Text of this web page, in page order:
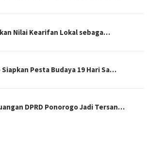
Nilai Kearifan Lokal sebaga…
Pesta Budaya 19 Hari Sa…
DPRD Ponorogo Jadi Tersan…